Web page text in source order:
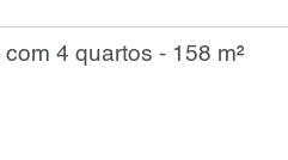
4 quartos - 158 m²